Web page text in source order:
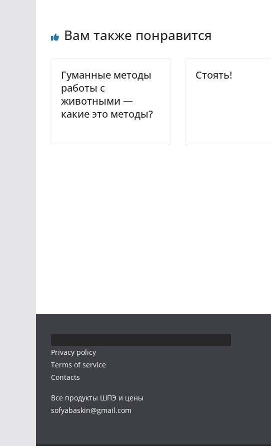
Вам также понравится
Гуманные методы
работы с
животными —
какие это методы?
Стоять!
Privacy policy
Terms of service
Contacts
Все продукты ШПЭ и цены
sofyabaskin@gmail.com